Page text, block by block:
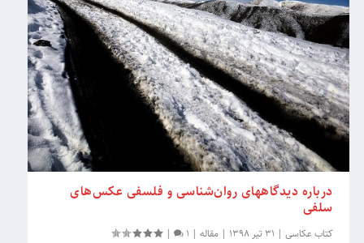
درباره دیدگاه‎های روان‌شناسی و فلسفی عکس‌های
سلفی
کتاب عکاسی | 31 تیر 1398 |مقاله |
1
|